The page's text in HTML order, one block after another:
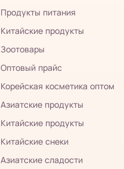
Продукты питания
Китайские продукты
Зоотовары
Оптовый прайс
Корейская косметика оптом
Азиатские продукты
Китайские продукты
Китайские снеки
Азиатские сладости